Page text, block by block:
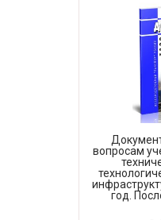
вопросам
год.